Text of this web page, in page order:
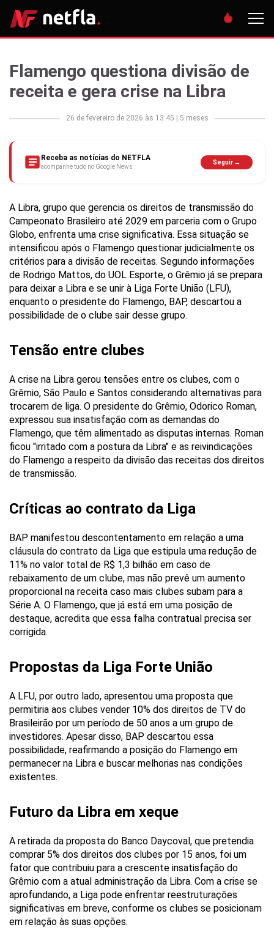
Flamengo questiona divisão de
receita e gera crise na Libra
26 de fevereiro de 2026 às 13:45 5 meses
Receba as notícias do NETFLA
acompanhe tudo no Google News
Seguir →
A Libra, grupo que gerencia os direitos de transmissão do
Campeonato Brasileiro até 2029 em parceria com o Grupo
Globo, enfrenta uma crise significativa. Essa situação se
intensificou após o Flamengo questionar judicialmente os
critérios para a divisão de receitas. Segundo informações
de Rodrigo Mattos, do UOL Esporte, o Grêmio já se prepara
para deixar a Libra e se unir à Liga Forte União (LFU),
enquanto o presidente do Flamengo, BAP, descartou a
possibilidade de o clube sair desse grupo.
Tensão entre clubes
A crise na Libra gerou tensões entre os clubes, com o
Grêmio, São Paulo e Santos considerando alternativas para
trocarem de liga. O presidente do Grêmio, Odorico Roman,
expressou sua insatisfação com as demandas do
Flamengo, que têm alimentado as disputas internas. Roman
ficou "irritado com a postura da Libra" e as reivindicações
do Flamengo a respeito da divisão das receitas dos direitos
de transmissão.
Críticas ao contrato da Liga
BAP manifestou descontentamento em relação a uma
cláusula do contrato da Liga que estipula uma redução de
11% no valor total de R$ 1,3 bilhão em caso de
rebaixamento de um clube, mas não prevê um aumento
proporcional na receita caso mais clubes subam para a
Série A. O Flamengo, que já está em uma posição de
destaque, acredita que essa falha contratual precisa ser
corrigida.
Propostas da Liga Forte União
A LFU, por outro lado, apresentou uma proposta que
permitiria aos clubes vender 10% dos direitos de TV do
Brasileirão por um período de 50 anos a um grupo de
investidores. Apesar disso, BAP descartou essa
possibilidade, reafirmando a posição do Flamengo em
permanecer na Libra e buscar melhorias nas condições
existentes.
Futuro da Libra em xeque
A retirada da proposta do Banco Daycoval, que pretendia
comprar 5% dos direitos dos clubes por 15 anos, foi um
fator que contribuiu para a crescente insatisfação do
Grêmio com a atual administração da Libra. Com a crise se
aprofundando, a Liga pode enfrentar reestruturações
significativas em breve, conforme os clubes se posicionam
em relação às suas opções.